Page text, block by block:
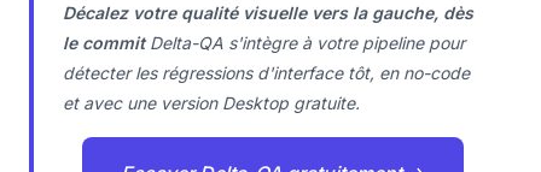
Décalez votre qualité visuelle vers la gauche, dès
le commitDelta-QA s'intègre à votre pipeline pour
détecter les régressions d'interface tôt, en no-code
et avec une version Desktop gratuite.